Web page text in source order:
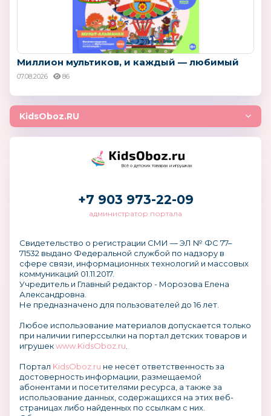
Миллион мультиков, и каждый — любимый
07.08.2026 86
KidsOboz.RU
Всё о детских товарах и игрушках
+7 903 973-22-09
администратор портала
Свидетельство о регистрации СМИ — ЭЛ № ФС 77–
71532 выдано Федеральной службой по надзору в
сфере связи, информационных технологий и массовых
коммуникаций 01.11.2017.
Учредитель и Главный редактор - Морозова Елена
Александровна.
Не предназначено для пользователей до 16 лет.
Любое использование материалов допускается только
при наличии гиперссылки на портал детских товаров и
игрушекwww.KidsOboz.ru
Портал KidsOboz.ru не несет ответственность за
достоверность информации, размещаемой
абонентами и посетителями ресурса, а также за
использование данных, содержащихся на этих веб-
страницах либо найденных по ссылкам с них.